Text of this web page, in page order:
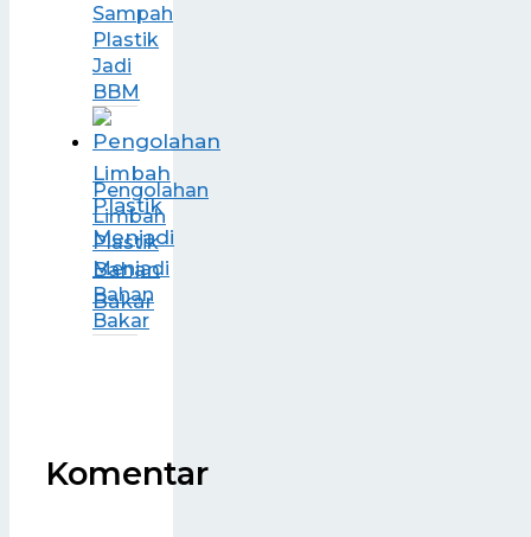
Sampah
Plastik
Jadi
BBM
Pengolahan
Limbah
Plastik
Menjadi
Bahan
Bakar
Komentar